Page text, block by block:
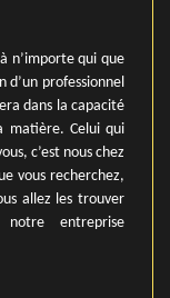
n’importe qui que
d’un professionnel
dans la capacité
matière. Celui qui
c’est nous chez
vous recherchez,
allez les trouver
entreprise